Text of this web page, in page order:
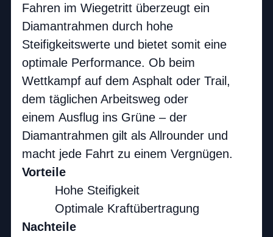
Fahren im Wiegetritt überzeugt ein
Diamantrahmen durch hohe
Steifigkeitswerte und bietet somit eine
optimale Performance. Ob beim
Wettkampf auf dem Asphalt oder Trail,
dem täglichen Arbeitsweg oder
einem Ausflug ins Grüne – der
Diamantrahmen gilt als Allrounder und
macht jede Fahrt zu einem Vergnügen.
Vorteile
Hohe Steifigkeit
Optimale Kraftübertragung
Nachteile